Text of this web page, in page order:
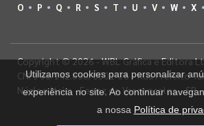
O
P Q R S T U V W X
Copyright © 2026 - WBL Gráfica e Editora
CNPJ 08.142.850/0001-36 - Rua Prefeito
Núcleo Itaim - Ferraz de Vasconcelos - SP
Utilizamos cookies para personalizar
experiência no site. Ao continuar
a nossa Política de